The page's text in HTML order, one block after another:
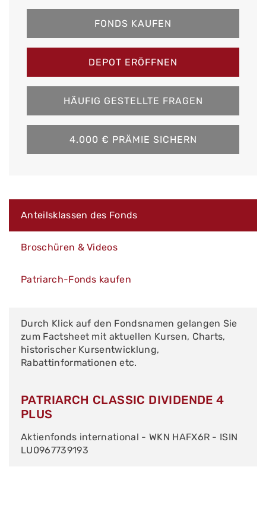
FONDS KAUFEN
DEPOT ERÖFFNEN
HÄUFIG GESTELLTE FRAGEN
4.000 € PRÄMIE SICHERN
Anteilsklassen des Fonds
Broschüren & Videos
Patriarch-Fonds kaufen
Durch Klick auf den Fondsnamen gelangen Sie
zum Factsheet mit aktuellen Kursen, Charts,
historischer Kursentwicklung,
Rabattinformationen etc.
PATRIARCH CLASSIC DIVIDENDE 4
PLUS
Aktienfonds international - WKN HAFX6R - ISIN
LU0967739193